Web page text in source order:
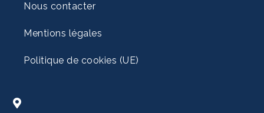
Nous contacter
Mentions légales
Politique de cookies (UE)